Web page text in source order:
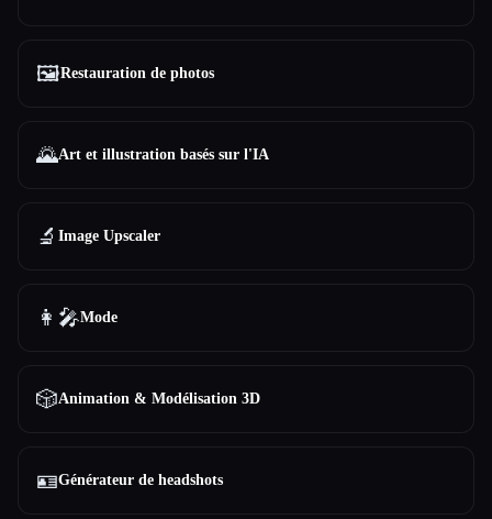
🖼️Restauration de photos
🌄Art et illustration basés sur l'IA
🔬 Image Upscaler
👩‍🎤Mode
🎲Animation & Modélisation 3D
🪪Générateur de headshots